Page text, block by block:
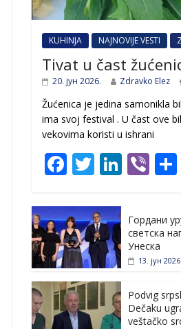
KUHINJA NAJNOVIJE VESTI
Tivat u čast
20. јун 2026. Zdravko Elez
Žućenica je jedina samonikla
ima svoj festival . U čast ovе
vekovima koristi u ishrani
F
e
b
o
o
k
T
itt
er
Li
e
dI
n
Vi
Гордани
светска
Унеска
13. јун 2026.
Podvig
Dečaku
veštačko